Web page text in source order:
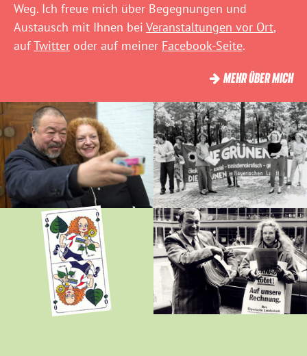
Weg. Ich freue mich über Begegnungen und
Austausch mit Ihnen bei Veranstaltungen vor Ort,
aufTwitter oder auf meiner Facebook-Seite.
MEHR ÜBER MICH